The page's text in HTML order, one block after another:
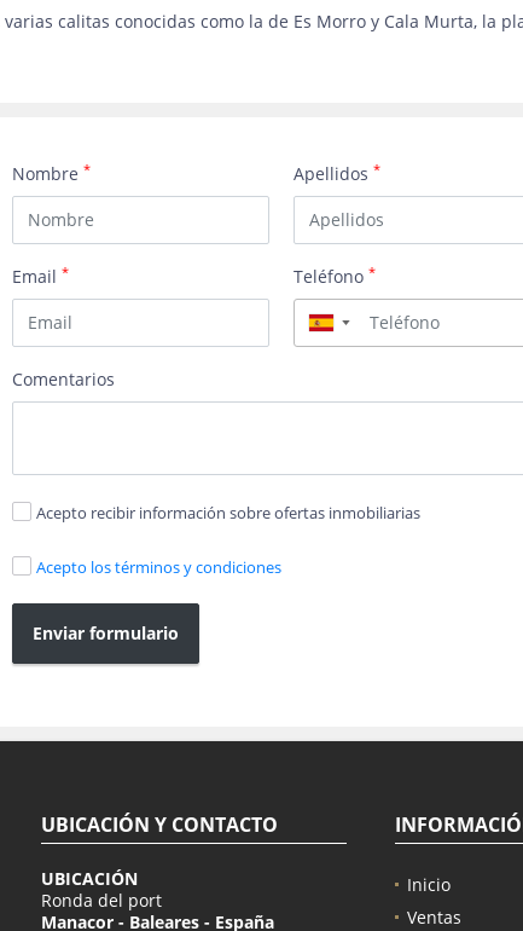
calitas conocidas como la de Es Morro y Cala Murta, la
Nombre* Apellidos*
Email* Teléfono*
▼
Comentarios
Acepto recibir información sobre ofertas inmobiliarias
Acepto los términos y condiciones
Enviar formulario
UBICACIÓN Y CONTACTO
UBICACIÓN
Ronda del port
Manacor - Baleares - España
Inicio
Ventas